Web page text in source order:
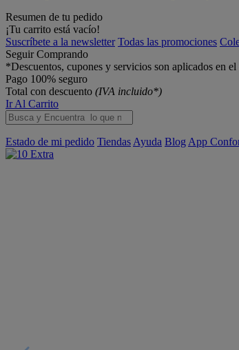
Resumen de tu pedido
¡Tu carrito está vacío!
Suscríbete a la newsletter Todas las promociones
Seguir Comprando
*Descuentos, cupones y servicios son aplicados en
Pago 100% seguro
Total con descuento (IVA incluido*)
Ir Al Carrito
Estado de mi pedido Tiendas Ayuda Blog App